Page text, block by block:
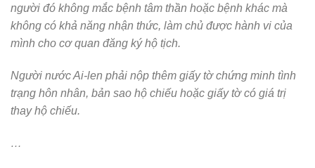
người đó không mắc bệnh tâm thần hoặc bệnh khác mà
không có khả năng nhận thức, làm chủ được hành vi của
mình cho cơ quan đăng ký hộ tịch.
Người nước Ai-len phải nộp thêm giấy tờ chứng minh tình
trạng hôn nhân, bản sao hộ chiếu hoặc giấy tờ có giá trị
thay hộ chiếu.
…